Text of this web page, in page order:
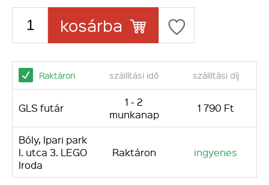
kosárba
Raktáron szállítási idő szállítási díj
GLS futár
1 - 2
munkanap
1 790 Ft
Bóly, Ipari park
I. utca 3. LEGO
Iroda
Raktáron ingyenes